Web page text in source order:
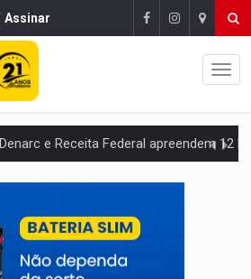
Assinar
DA PC:Membros do CV são presos com armas e drogas após
GRATUITA:Espetáculo As Marias Somos Nós será
Três são presos após furto de motocicleta em frente
Cerejeiras completa 43 anos de emancipação com